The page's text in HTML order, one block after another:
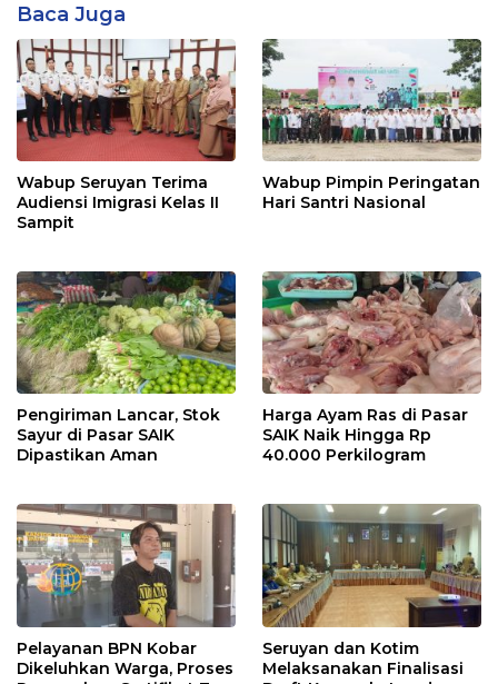
Baca Juga
Wabup Seruyan Terima
Audiensi Imigrasi Kelas II
Sampit
Wabup Pimpin Peringatan
Hari Santri Nasional
Pengiriman Lancar, Stok
Sayur di Pasar SAIK
Dipastikan Aman
Harga Ayam Ras di Pasar
SAIK Naik Hingga Rp
40.000 Perkilogram
Pelayanan BPN Kobar
Dikeluhkan Warga, Proses
Seruyan dan Kotim
Melaksanakan Finalisasi